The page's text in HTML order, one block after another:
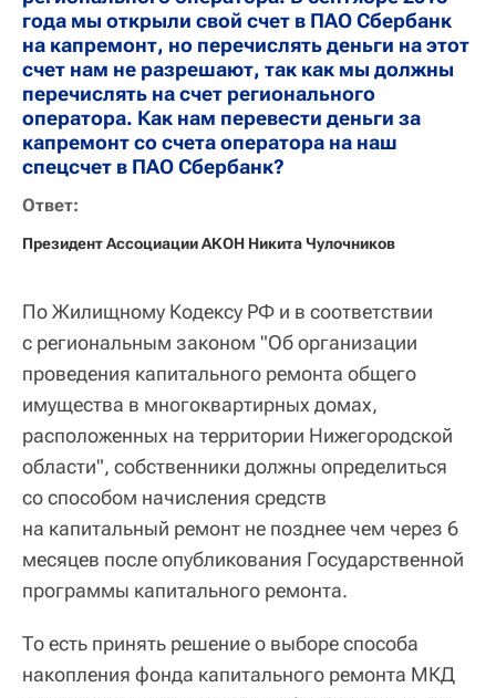
года мы открыли свой счет в ПАО Сбербанк
на капремонт, но перечислять деньги на этот
счет нам не разрешают, так как мы должны
перечислять на счет регионального
оператора. Как нам перевести деньги за
капремонт со счета оператора на наш
спецсчет в ПАО Сбербанк?
Президент Ассоциации АКОН Никита Чулочников
По Жилищному Кодексу РФ и в соответствии
с региональным законом "Об организации
проведения капитального ремонта общего
имущества в многоквартирных домах,
расположенных на территории Нижегородской
области", собственники должны определиться
со способом начисления средств
на капитальный ремонт не позднее чем через 6
месяцев после опубликования Государственной
программы капитального ремонта.
То есть принять решение о выборе способа
накопления фонда капитального ремонта МКД